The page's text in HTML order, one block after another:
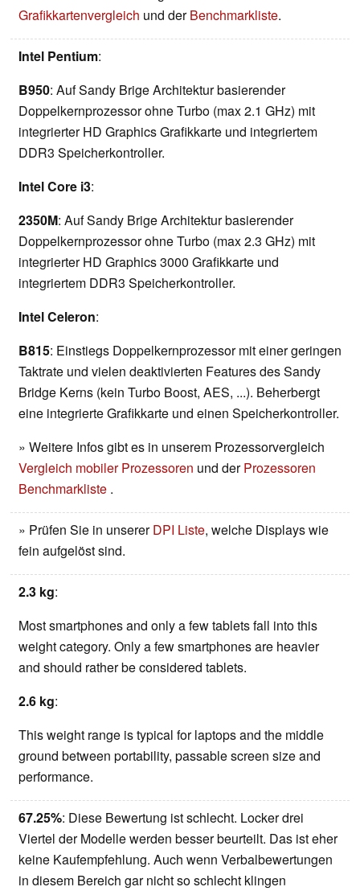
Grafikkartenvergleich und derBenchmarkliste.
Intel Pentium:
B950: Auf Sandy Brige Architektur basierender
Doppelkernprozessor ohne Turbo (max 2.1 GHz) mit
integrierter HD Graphics Grafikkarte und integriertem
DDR3 Speicherkontroller.
Intel Core i3:
2350M: Auf Sandy Brige Architektur basierender
Doppelkernprozessor ohne Turbo (max 2.3 GHz) mit
integrierter HD Graphics 3000 Grafikkarte und
integriertem DDR3 Speicherkontroller.
Intel Celeron:
B815: Einstiegs Doppelkernprozessor mit einer geringen
Taktrate und vielen deaktivierten Features des Sandy
Bridge Kerns (kein Turbo Boost, AES, ...). Beherbergt
eine integrierte Grafikkarte und einen Speicherkontroller.
» Weitere Infos gibt es in unserem Prozessorvergleich
Vergleich mobiler Prozessoren und derProzessoren
Benchmarkliste .
» Prüfen Sie in unsererDPI Liste, welche Displays wie
fein aufgelöst sind.
2.3 kg:
Most smartphones and only a few tablets fall into this
weight category. Only a few smartphones are heavier
and should rather be considered tablets.
2.6 kg:
This weight range is typical for laptops and the middle
ground between portability, passable screen size and
performance.
67.25%: Diese Bewertung ist schlecht. Locker drei
Viertel der Modelle werden besser beurteilt. Das ist eher
keine Kaufempfehlung. Auch wenn Verbalbewertungen
in diesem Bereich gar nicht so schlecht klingen